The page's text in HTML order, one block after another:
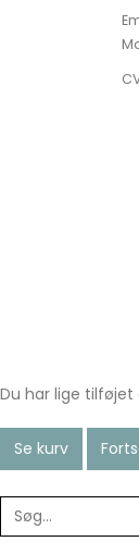
Du har lige
Se kurv